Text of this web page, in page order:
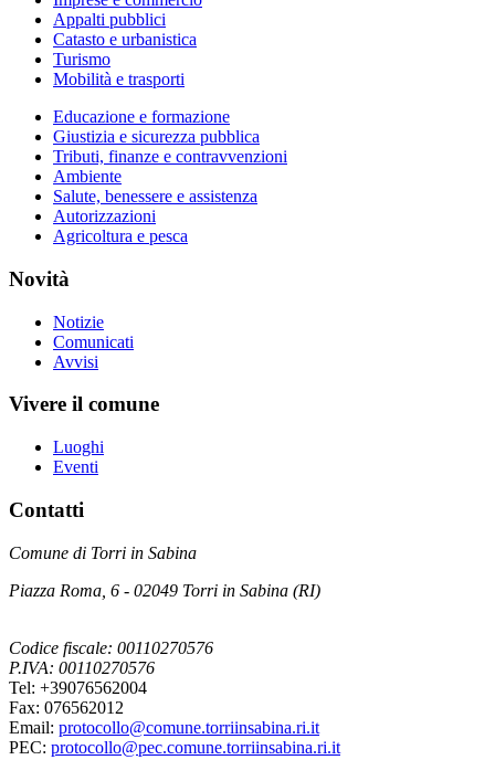
Appalti pubblici
Catasto e urbanistica
Turismo
Mobilità e trasporti
Educazione e formazione
Giustizia e sicurezza pubblica
Tributi, finanze e contravvenzioni
Ambiente
Salute, benessere e assistenza
Autorizzazioni
Agricoltura e pesca
Novità
Notizie
Comunicati
Avvisi
Vivere il comune
Luoghi
Eventi
Contatti
Comune di Torri in Sabina
Piazza Roma, 6 - 02049 Torri in Sabina (RI)
Codice fiscale: 00110270576
P.IVA: 00110270576
Tel: +39076562004
Fax: 076562012
Email: protocollo@comune.torriinsabina.ri.it
PEC: protocollo@pec.comune.torriinsabina.ri.it